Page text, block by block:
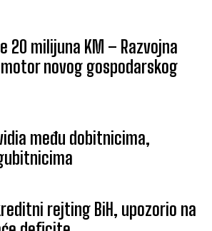
20 milijuna KM – Razvojna
novog gospodarskog
među dobitnicima,
rejting BiH, upozorio na